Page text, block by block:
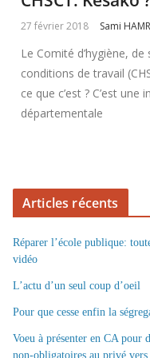
27 février 2018 Sami
Le Comité d’hygiène,
conditions de travail
ce que c’est ? C’est une
départementale
Articles récents
Réparer l’école publique:
vidéo
L’actu d’un seul coup d’oeil
Pour que cesse enfin la
Voeu à présenter en CA pour
non-obligatoires au privé